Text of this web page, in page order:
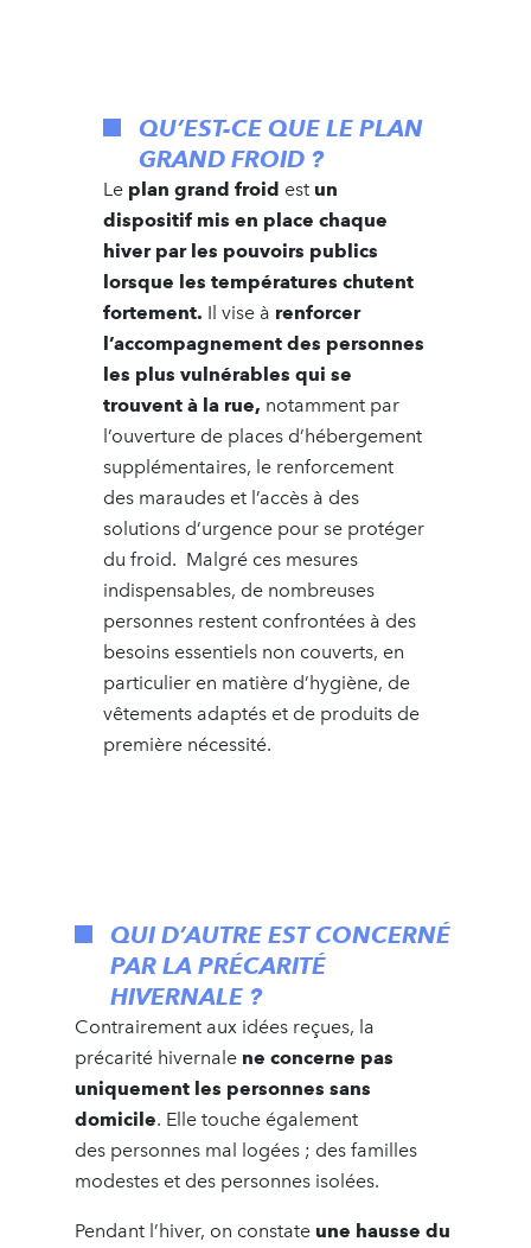
QU’EST-CE QUE LE PLAN
GRAND FROID ?
Le plan grand froid est un
dispositif mis en place chaque
hiver par les pouvoirs publics
lorsque les températures chutent
fortement. Il vise à renforcer
l’accompagnement des personnes
les plus vulnérables qui se
trouvent à la rue, notamment par
l’ouverture de places d’hébergement
supplémentaires, le renforcement
des maraudes et l’accès à des
solutions d’urgence pour se protéger
du froid. Malgré ces mesures
indispensables, de nombreuses
personnes restent confrontées à des
besoins essentiels non couverts, en
particulier en matière d’hygiène, de
vêtements adaptés et de produits de
première nécessité.
QUI D’AUTRE EST CONCERNÉ
PAR LA PRÉCARITÉ
HIVERNALE ?
Contrairement aux idées reçues, la
précarité hivernale ne concerne pas
uniquement les personnes sans
domicile. Elle touche également
des personnes mal logées ; des familles
modestes et des personnes isolées.
Pendant l’hiver, on constate une hausse du